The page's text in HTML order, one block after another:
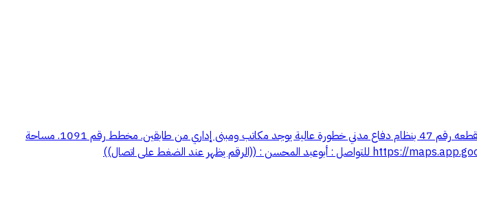
للبيع مصنع قائم على أرض 4,035 متر مصنع على طريق الخرج القديم - صناعية الرفايع. مكون من 4 قطع القطعه رقم 47 بنظام دفاع مدني خطورة عالية يوجد مكاتب ومبنى إداري من طابقين. مخطط رقم 1091. مساحة